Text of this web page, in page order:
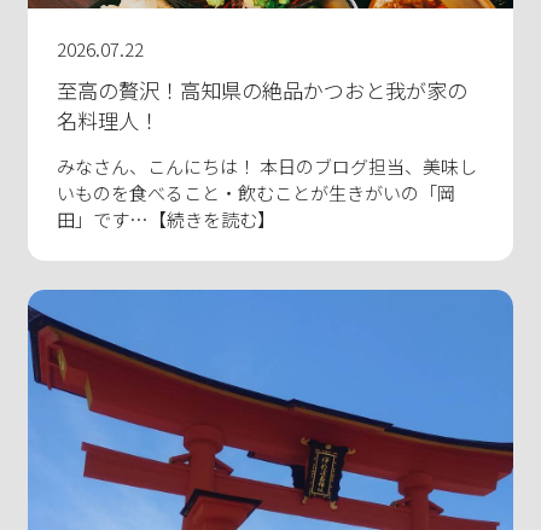
2026.07.22
至高の贅沢！高知県の絶品かつおと我が家の
名料理人！
みなさん、こんにちは！ 本日のブログ担当、美味し
いものを食べること・飲むことが生きがいの「岡
田」です…【続きを読む】